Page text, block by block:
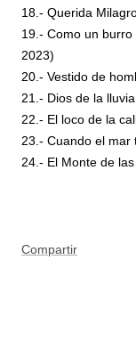
18.- Querida
19.- Como un
2023)
20.- Vestido de
21.- Dios de la
22.- El loco de la
23.- Cuando el mar
24.- El Monte de
Compartir